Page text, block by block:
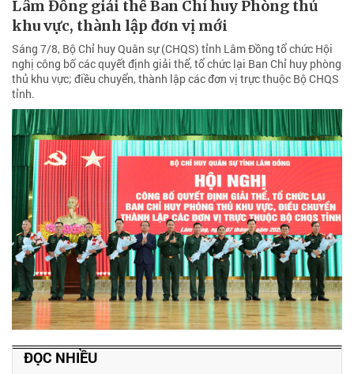
Lâm Đồng giải thể Ban Chỉ huy Phòng thủ
khu vực, thành lập đơn vị mới
Sáng 7/8, Bộ Chỉ huy Quân sự (CHQS) tỉnh Lâm Đồng tổ chức Hội
nghị công bố các quyết định giải thể, tổ chức lại Ban Chỉ huy phòng
thủ khu vực; điều chuyển, thành lập các đơn vị trực thuộc Bộ CHQS
tỉnh.
ĐỌC NHIỀU